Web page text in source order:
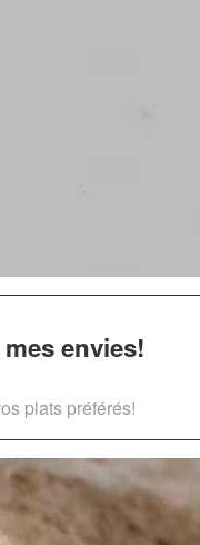
envies!
plats préférés!